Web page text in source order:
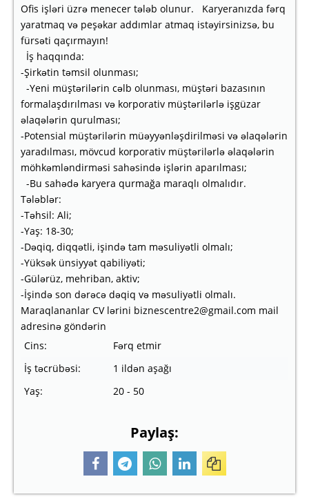
Ofis işləri üzrə menecer tələb olunur. Karyeranızda fərq
yaratmaq və peşəkar addımlar atmaq istəyirsinizsə, bu
fürsəti qaçırmayın!
İş haqqında:
-Şirkətin təmsil olunması;
-Yeni müştərilərin cəlb olunması, müştəri bazasının
formalaşdırılması və korporativ müştərilərlə işgüzar
əlaqələrin qurulması;
-Potensial müştərilərin müəyyənləşdirilməsi və əlaqələrin
yaradılması, mövcud korporativ müştərilərlə əlaqələrin
möhkəmləndirməsi sahəsində işlərin aparılması;
-Bu sahədə karyera qurmağa maraqlı olmalıdır.
Tələblər:
-Təhsil: Ali;
-Yaş: 18-30;
-Dəqiq, diqqətli, işində tam məsuliyətli olmalı;
-Yüksək ünsiyyət qabiliyəti;
-Gülərüz, mehriban, aktiv;
-İşində son dərəcə dəqiq və məsuliyətli olmalı.
Maraqlananlar CV lərini biznescentre2@gmail.com mail
adresinə göndərin
Cins:
Fərq etmir
İş təcrübəsi:
1 ildən aşağı
Yaş:
20 - 50
Paylaş: